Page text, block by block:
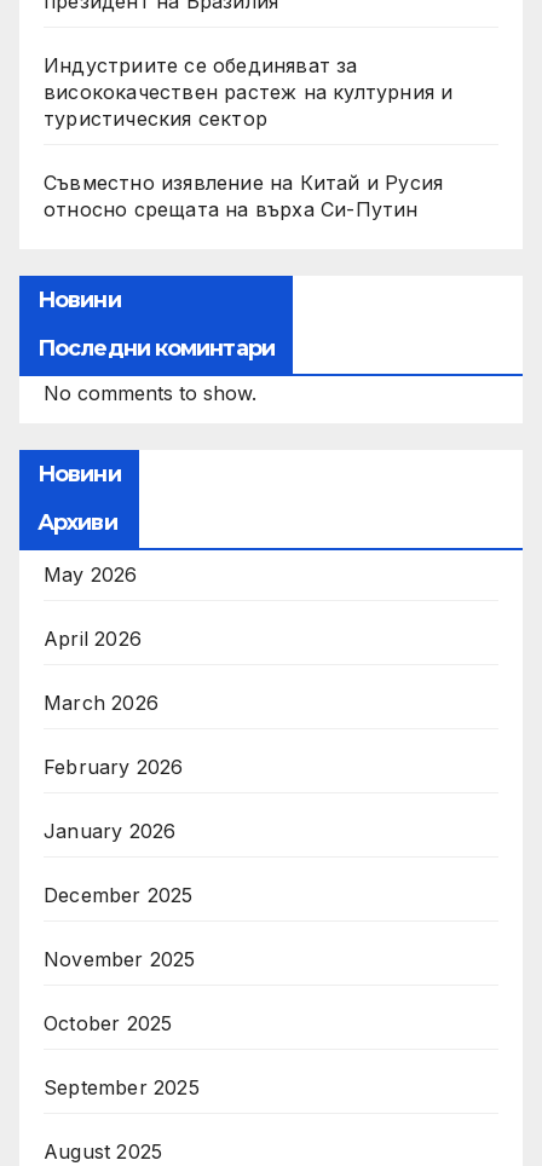
Индустриите се обединяват за
висококачествен растеж на културния и
туристическия сектор
Съвместно изявление на Китай и Русия
относно срещата на върха Си-Путин
Новини
Последни коминтари
No comments to show.
Новини
Архиви
May 2026
April 2026
March 2026
February 2026
January 2026
December 2025
November 2025
October 2025
September 2025
August 2025